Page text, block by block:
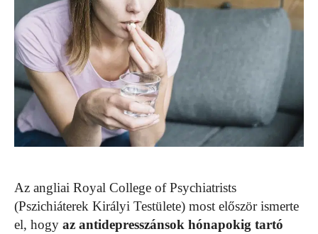
Az angliai Royal College of Psychiatrists
(Pszichiáterek Királyi Testülete) most először ismerte
el, hogy az antidepresszánsok hónapokig tartó